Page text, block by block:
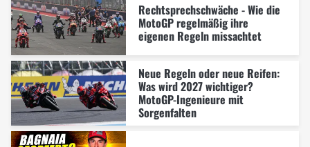
Rechtsprechschwäche - Wie die
MotoGP regelmäßig ihre
eigenen Regeln missachtet
Neue Regeln oder neue Reifen:
Was wird 2027 wichtiger?
MotoGP-Ingenieure mit
Sorgenfalten